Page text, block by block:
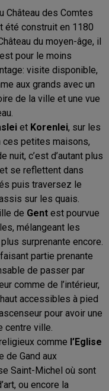
Château des Comtes
été construit en 1180
du moyen-âge, il
pour le moins
visite disponible,
aux grands avec un
de la ville et une vue
et Korenlei, sur les
ces petites maisons,
c’est d’autant plus
se reflettent dans
puis traversez le
sur les quais.
de Gent est pourvue
mélangeant les
surprenante encore.
partie prenante
de passer par
comme de l’intérieur,
accessibles à pied
pour avoir une
centre ville.
comme l’Eglise
de Gand aux
Saint-Michel où sont
ou encore la